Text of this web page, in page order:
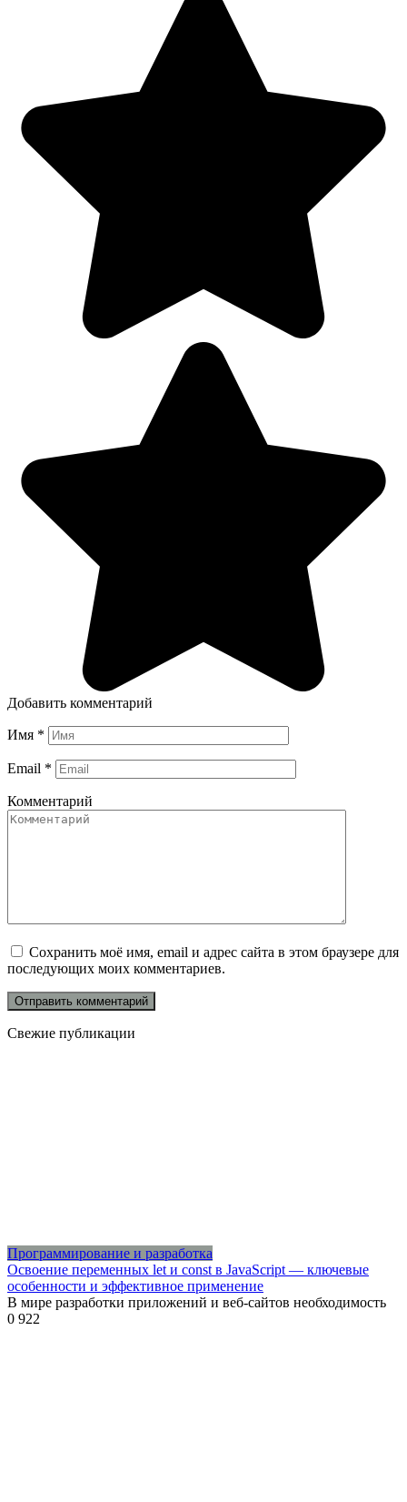
Добавить комментарий
Имя *
Email *
Комментарий
Сохранить моё имя, email и адрес сайта в этом браузере для
последующих моих комментариев.
Свежие публикации
Программирование и разработка
Освоение переменных let и const в JavaScript — ключевые
особенности и эффективное применение
В мире разработки приложений и веб-сайтов необходимость
0 922